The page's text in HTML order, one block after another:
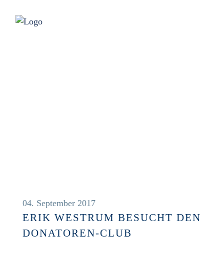
04. September 2017
ERIK WESTRUM BESUCHT DEN
DONATOREN-CLUB